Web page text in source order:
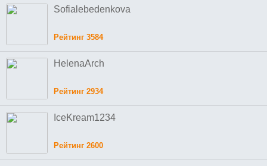
Sofialebedenkova
Рейтинг 3584
HelenaArch
Рейтинг 2934
IceKream1234
Рейтинг 2600